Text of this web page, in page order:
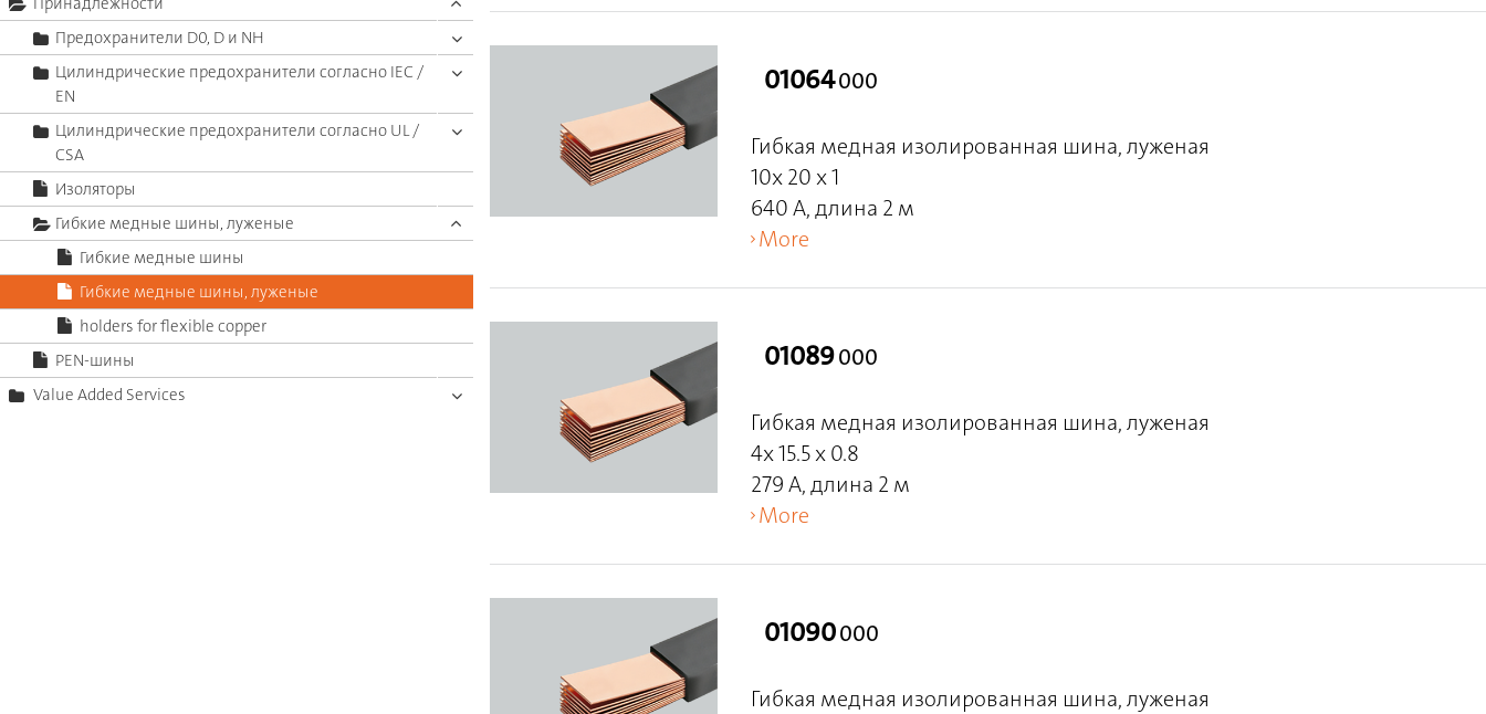
Предохранители D0, D и NH
Цилиндрические предохранители согласно IEC /
EN
Цилиндрические предохранители согласно UL /
CSA
Изоляторы
Гибкие медные шины, луженые
Гибкие медные шины
Гибкие медные шины, луженые
holders for flexible copper
PEN-шины
Value Added Services
01064000
Гибкая медная изолированная шина, луженая
10x 20 x 1
640 A, длина 2 м
More
01089000
Гибкая медная изолированная шина, луженая
4x 15.5 x 0.8
279 A, длина 2 м
More
01090000
Гибкая медная изолированная шина, луженая